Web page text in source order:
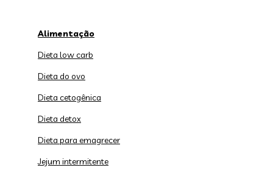
Alimentação
Dieta low carb
Dieta do ovo
Dieta cetogênica
Dieta detox
Dieta para emagrecer
Jejum intermitente